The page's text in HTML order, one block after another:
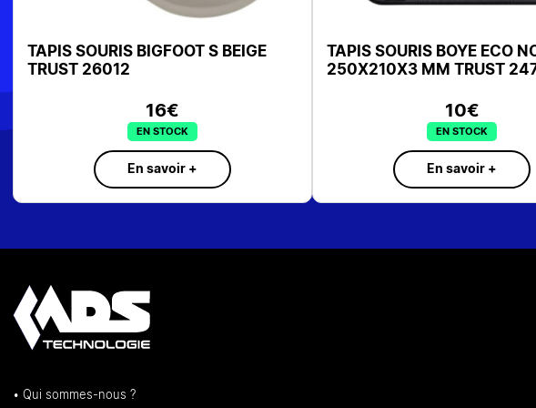
SOURIS BOYE ECO NOIR
MM TRUST 24743
EN STOCK
En savoir +
TAPIS SOURIS ASUS STRIX GLIDE
CONTROL GAMING
EN STOCK
En savoir +
• Qui sommes-nous ?